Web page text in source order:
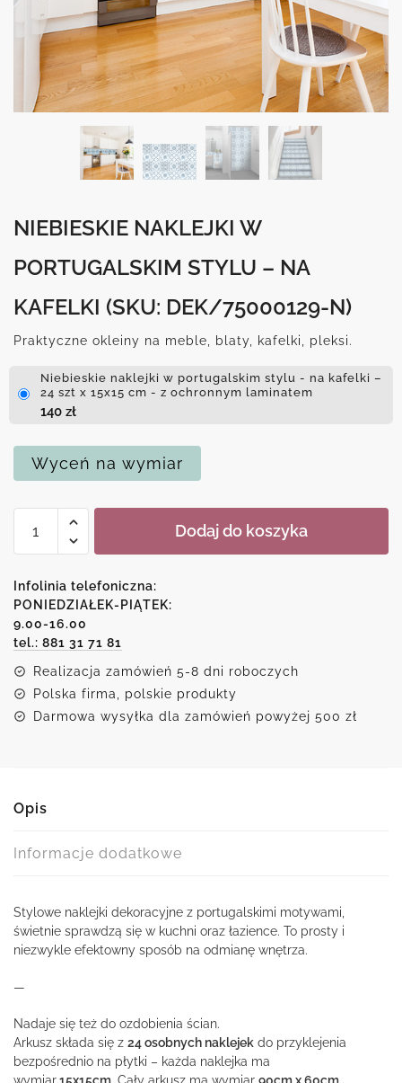
NIEBIESKIE NAKLEJKI W
PORTUGALSKIM STYLU – NA
KAFELKI (SKU: DEK/75000129-N)
Praktyczne okleiny na meble, blaty, kafelki, pleksi.
Niebieskie naklejki w portugalskim stylu - na kafelki –
24 szt x 15x15 cm - z ochronnym laminatem
140 zł
Wyceń na wymiar
Niebieskie
w
portugalskim
stylu
-
na
kafelki
Dodaj do koszyka
Infolinia telefoniczna:
PONIEDZIAŁEK-PIĄTEK:
9.00-16.00
tel.: 881 31 71 81
Realizacja zamówień 5-8 dni roboczych
Polska firma, polskie produkty
Darmowa wysyłka dla zamówień powyżej 500 zł
Opis
Informacje dodatkowe
Stylowe naklejki dekoracyjne z portugalskimi motywami,
świetnie sprawdzą się w kuchni oraz łazience. To prosty i
niezwykle efektowny sposób na odmianę wnętrza.
—
Nadaje się też do ozdobienia ścian.
Arkusz składa się z 24 osobnych naklejek do przyklejenia
bezpośrednio na płytki – każda naklejka ma